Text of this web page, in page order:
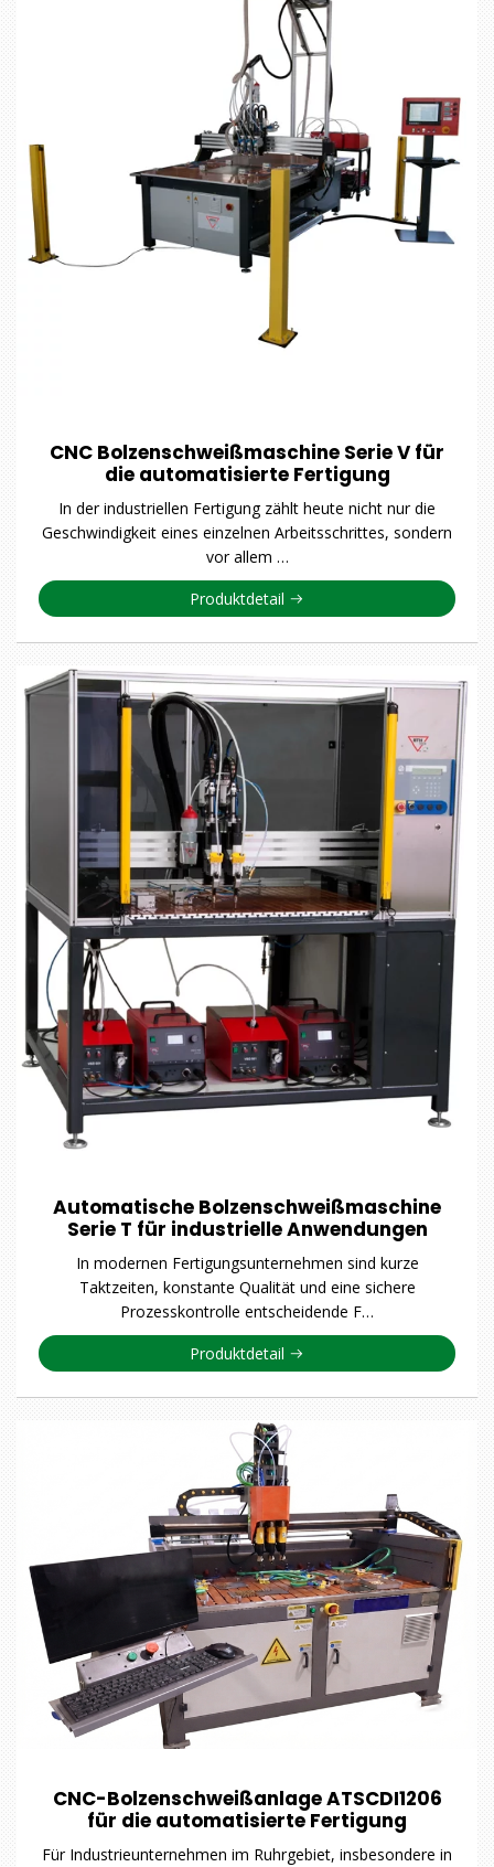
CNC Bolzenschweißmaschine Serie V für
die automatisierte Fertigung
In der industriellen Fertigung zählt heute nicht nur die
Geschwindigkeit eines einzelnen Arbeitsschrittes, sondern
vor allem …
Produktdetail
Automatische Bolzenschweißmaschine
Serie T für industrielle Anwendungen
In modernen Fertigungsunternehmen sind kurze
Taktzeiten, konstante Qualität und eine sichere
Prozesskontrolle entscheidende F…
Produktdetail
CNC-Bolzenschweißanlage ATSCDI1206
für die automatisierte Fertigung
Für Industrieunternehmen im Ruhrgebiet, insbesondere in